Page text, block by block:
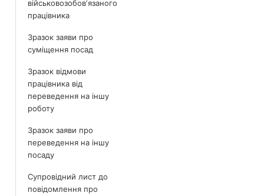
військовозобовʼязаного
працівника
Зразок заяви про
суміщення посад
Зразок відмови
працівника від
переведення на іншу
роботу
Зразок заяви про
переведення на іншу
посаду
Супровідний лист до
повідомлення про